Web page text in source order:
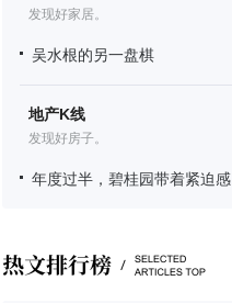
发现好家居。
吴水根的另一盘棋
地产K线
发现好房子。
年度过半，碧桂园带着紧迫感